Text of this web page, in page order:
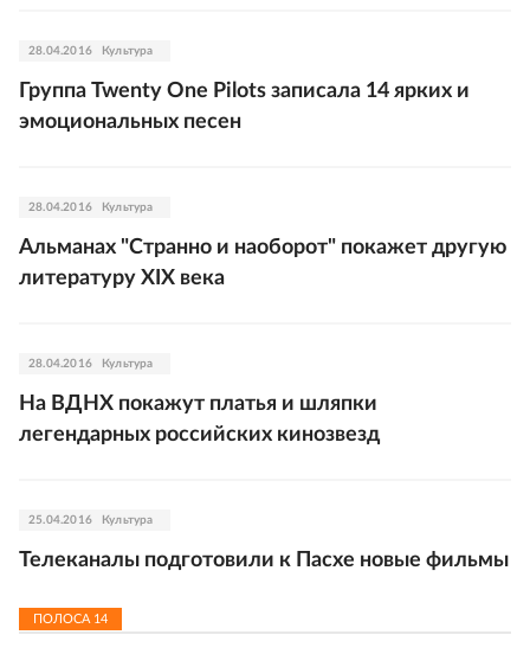
28.04.2016 Культура
Группа Twenty One Pilots записала 14 ярких и
эмоциональных песен
28.04.2016 Культура
Альманах "Странно и наоборот" покажет другую
литературу XIX века
28.04.2016 Культура
На ВДНХ покажут платья и шляпки
легендарных российских кинозвезд
25.04.2016 Культура
Телеканалы подготовили к Пасхе новые фильмы
ПОЛОСА 14